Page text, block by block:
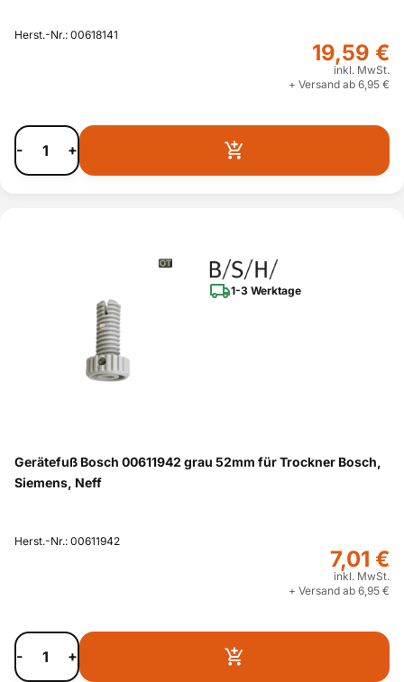
Herst.-Nr.: 00618141
19,59 €
inkl. MwSt.
+ Versand ab 6,95 €
- +
1-3 Werktage
Gerätefuß Bosch 00611942 grau 52mm für Trockner Bosch,
Siemens, Neff
Herst.-Nr.: 00611942
7,01 €
inkl. MwSt.
+ Versand ab 6,95 €
- +